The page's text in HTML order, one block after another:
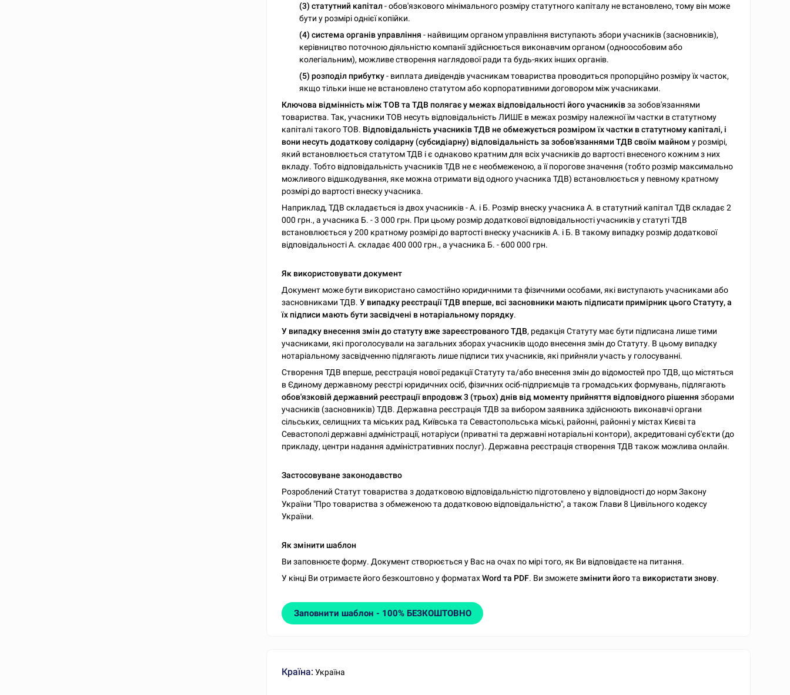
(3) статутний капітал- обов'язкового мінімального розміру статутного капіталу не встановлено, тому він може
бути у розмірі однієї копійки.
(4) система органів управління - найвищим органом управління виступають збори учасників (засновників),
керівництво поточною діяльністю компанії здійснюється виконавчим органом (одноособовим або
колегіальним), можливе створення наглядової ради та будь-яких інших органів.
(5) розподіл прибутку- виплата дивідендів учасникам товариства проводиться пропорційно розміру їх часток,
якщо тільки інше не встановлено статутом або корпоративними договором між учасниками.
Ключова відмінність між ТОВ та ТДВ полягає у межах відповідальності його учасниківза зобов'язаннями
товариства. Так, учасники ТОВ несуть відповідальність ЛИШЕ в межах розміру належної їм частки в статутному
капіталі такого ТОВ. Відповідальність учасників ТДВ не обмежується розміром їх частки в статутному капіталі, і
вони несуть додаткову солідарну (субсидіарну) відповідальність за зобов'язаннями ТДВ своїм майном у розмірі,
який встановлюється статутом ТДВ і є однаково кратним для всіх учасників до вартості внесеного кожним з них
вкладу. Тобто відповідальність учасників ТДВ не є необмеженою, а її порогове значення (тобто розмір максимально
можливого відшкодування, яке можна отримати від одного учасника ТДВ) встановлюється у певному кратному
розмірі до вартості внеску учасника.
Наприклад, ТДВ складається із двох учасників - А. і Б. Розмір внеску учасника А. в статутний капітал ТДВ складає 2
000 грн., а учасника Б. - 3 000 грн. При цьому розмір додаткової відповідальності учасників у статуті ТДВ
встановлюється у 200 кратному розмірі до вартості внеску учасників А. і Б. В такому випадку розмір додаткової
відповідальності А. складає 400 000 грн., а учасника Б. - 600 000 грн.
Як використовувати документ
Документ може бути використано самостійно юридичними та фізичними особами, які виступають учасниками або
засновниками ТДВ.У випадку реєстрації ТДВ вперше, всі засновники мають підписати примірник цього Статуту, а
їх підписи мають бути засвідчені в нотаріальному порядку.
У випадку внесення змін до статуту вже зареєстрованого ТДВ, редакція Статуту має бути підписана лише тими
учасниками, які проголосували на загальних зборах учасників щодо внесення змін до Статуту. В цьому випадку
нотаріальному засвідченню підлягають лише підписи тих учасників, які прийняли участь у голосуванні.
Створення ТДВ вперше, реєстрація нової редакції Статуту та/або внесення змін до відомостей про ТДВ, що містяться
в Єдиному державному реєстрі юридичних осіб, фізичних осіб-підприємців та громадських формувань, підлягають
обов'язковій державний реєстрації впродовж 3 (трьох) днів від моменту прийняття відповідного рішення зборами
учасників (засновників) ТДВ. Державна реєстрація ТДВ за вибором заявника здійснюють виконавчі органи
сільських, селищних та міських рад, Київська та Севастопольська міські, районні, районні у містах Києві та
Севастополі державні адміністрації, нотаріуси (приватні та державні нотаріальні контори), акредитовані суб'єкти (до
прикладу, центри надання адміністративних послуг). Державна реєстрація створення ТДВ також можлива онлайн.
Застосовуване законодавство
Розроблений Статут товариства з додатковою відповідальністю підготовлено у відповідності до норм Закону
України "Про товариства з обмеженою та додатковою відповідальністю", а також Глави 8 Цивільного кодексу
України.
Як змінити шаблон
Ви заповнюєте форму. Документ створюється у Вас на очах по мірі того, як Ви відповідаєте на питання.
У кінці Ви отримаєте його безкоштовно у форматахWord та PDF. Ви зможетезмінити йогота використати знову.
Заповнити шаблон - 100% БЕЗКОШТОВНО
Країна: Україна